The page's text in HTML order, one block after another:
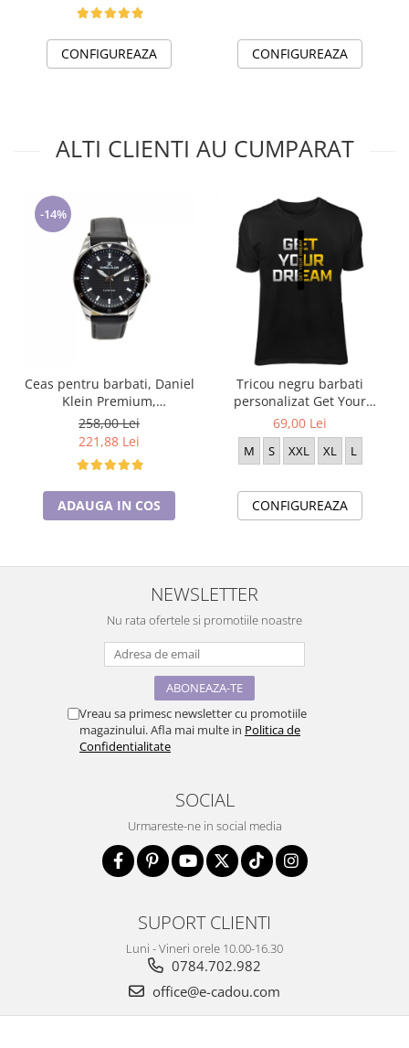
CONFIGUREAZA CONFIGUREAZA
ALTI CLIENTI AU CUMPARAT
-14%
Ceas pentru barbati, Daniel
Klein Premium,
DK.1.13709.2
258,00 Lei
221,88 Lei
ADAUGA IN COS
Tricou negru barbati
personalizat Get Your
Dream
69,00 Lei
M S XXL XL L
CONFIGUREAZA
NEWSLETTER
Nu rata ofertele si promotiile noastre
Vreau sa primesc newsletter cu promotiile
magazinului. Afla mai multe in Politica de
Confidentialitate
SOCIAL
Urmareste-ne in social media
SUPORT CLIENTI
Luni - Vineri orele 10.00-16.30
0784.702.982
office@e-cadou.com